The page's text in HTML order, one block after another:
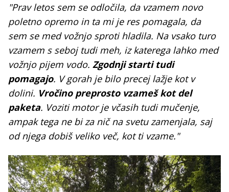
"Prav letos sem se odločila, da vzamem novo
poletno opremo in ta mi je res pomagala, da
sem se med vožnjo sproti hladila. Na vsako turo
vzamem s seboj tudi meh, iz katerega lahko med
vožnjo pijem vodo. Zgodnji starti tudi
pomagajo. V gorah je bilo precej lažje kot v
dolini. Vročino preprosto vzameš kot del
paketa. Voziti motor je včasih tudi mučenje,
ampak tega ne bi za nič na svetu zamenjala, saj
od njega dobiš veliko več, kot ti vzame."